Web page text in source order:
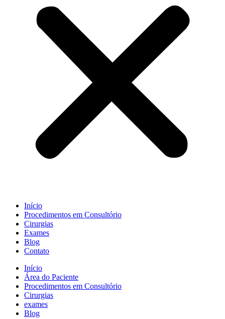
Início
Procedimentos em Consultório
Cirurgias
Exames
Blog
Contato
Início
Área do Paciente
Procedimentos em Consultório
Cirurgias
exames
Blog